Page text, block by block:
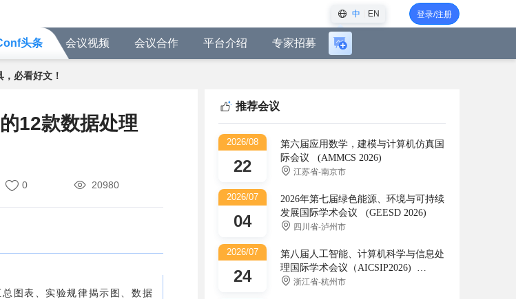
中 EN 登录/注册
头条 会议视频 会议合作 平台介绍 专家招募
录
建
会
议
必看好文！
12款数据处理
0 20980
图表、实验规律揭示图、数据
推荐会议
2026/08
22
第六届应用数学，建模与计算机仿真国
际会议 (AMMCS 2026)
江苏省-南京市
2026/07
04
2026年第七届绿色能源、环境与可持续
发展国际学术会议 (GEESD 2026)
四川省-泸州市
2026/07
24
第八届人工智能、计算机科学与信息处
理国际学术会议（AICSIP2026)
(AICSIP)
浙江省-杭州市